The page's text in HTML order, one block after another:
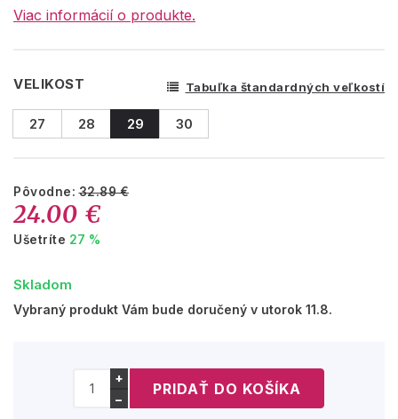
Viac informácií o produkte.
VELIKOST Tabuľka štandardných veľkostí
27 28 29 30
Pôvodne:32.89 €
24.00 €
Ušetríte 27 %
Skladom
Vybraný produkt Vám bude doručený v utorok 11.8.
+
−